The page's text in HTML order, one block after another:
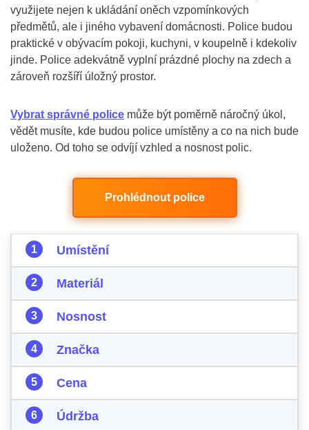
využijete nejen k ukládání oněch vzpomínkových
předmětů, ale i jiného vybavení domácnosti. Police budou
praktické v obývacím pokoji, kuchyni, v koupelně i kdekoliv
jinde. Police adekvátně vyplní prázdné plochy na zdech a
zároveň rozšíří úložný prostor.
Vybrat správné police může být poměrně náročný úkol,
vědět musíte, kde budou police umístěny a co na nich bude
uloženo. Od toho se odvíjí vzhled a nosnost polic.
Prohlédnout police
Umístění
Materiál
Nosnost
Značka
Cena
Údržba